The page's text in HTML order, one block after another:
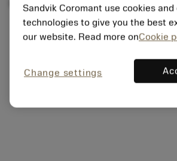
industria de la automoción.
Sandvik Coromant use cookies
technologies to give you the best
our website. Read more onCookie
Change settings